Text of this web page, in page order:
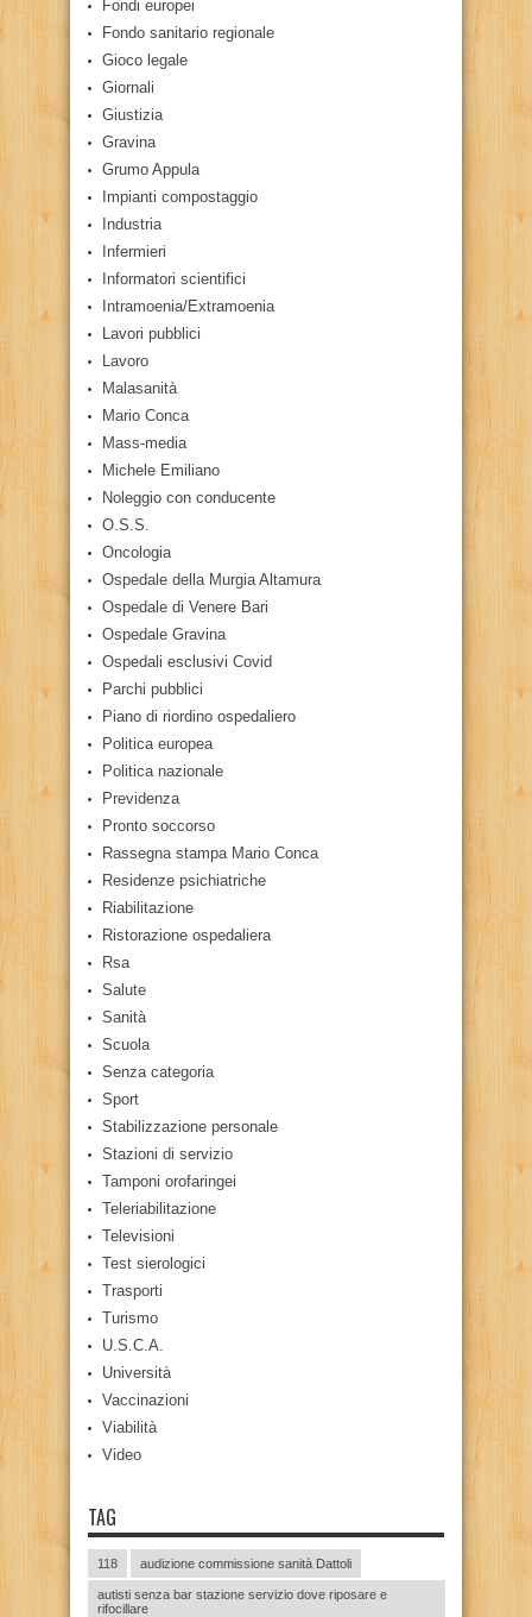
Fondi europei
Fondo sanitario regionale
Gioco legale
Giornali
Giustizia
Gravina
Grumo Appula
Impianti compostaggio
Industria
Infermieri
Informatori scientifici
Intramoenia/Extramoenia
Lavori pubblici
Lavoro
Malasanità
Mario Conca
Mass-media
Michele Emiliano
Noleggio con conducente
O.S.S.
Oncologia
Ospedale della Murgia Altamura
Ospedale di Venere Bari
Ospedale Gravina
Ospedali esclusivi Covid
Parchi pubblici
Piano di riordino ospedaliero
Politica europea
Politica nazionale
Previdenza
Pronto soccorso
Rassegna stampa Mario Conca
Residenze psichiatriche
Riabilitazione
Ristorazione ospedaliera
Rsa
Salute
Sanità
Scuola
Senza categoria
Sport
Stabilizzazione personale
Stazioni di servizio
Tamponi orofaringei
Teleriabilitazione
Televisioni
Test sierologici
Trasporti
Turismo
U.S.C.A.
Università
Vaccinazioni
Viabilità
Video
TAG
118 audizione commissione sanità Dattoli
autisti senza bar stazione servizio dove riposare e
rifocillare